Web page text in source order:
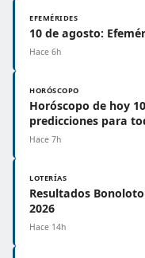
EFEMÉRIDES
10 de agosto:
Hace 6h
HORÓSCOPO
Horóscopo de hoy
predicciones para
Hace 7h
LOTERÍAS
Resultados
2026
Hace 14h